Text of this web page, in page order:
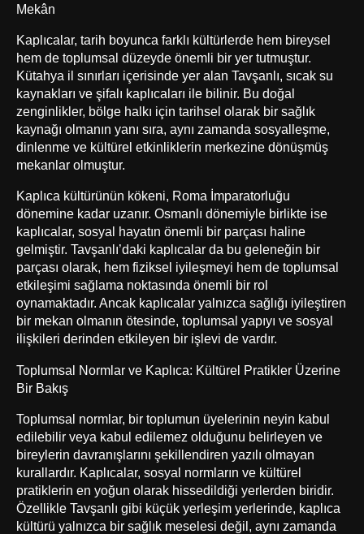
Mekân
Kaplıcalar, tarih boyunca farklı kültürlerde hem bireysel
hem de toplumsal düzeyde önemli bir yer tutmuştur.
Kütahya il sınırları içerisinde yer alan Tavşanlı, sıcak su
kaynakları ve şifalı kaplıcaları ile bilinir. Bu doğal
zenginlikler, bölge halkı için tarihsel olarak bir sağlık
kaynağı olmanın yanı sıra, aynı zamanda sosyalleşme,
dinlenme ve kültürel etkinliklerin merkezine dönüşmüş
mekanlar olmuştur.
Kaplıca kültürünün kökeni, Roma İmparatorluğu
dönemine kadar uzanır. Osmanlı dönemiyle birlikte ise
kaplıcalar, sosyal hayatın önemli bir parçası haline
gelmiştir. Tavşanlı’daki kaplıcalar da bu geleneğin bir
parçası olarak, hem fiziksel iyileşmeyi hem de toplumsal
etkileşimi sağlama noktasında önemli bir rol
oynamaktadır. Ancak kaplıcalar yalnızca sağlığı iyileştiren
bir mekan olmanın ötesinde, toplumsal yapıyı ve sosyal
ilişkileri derinden etkileyen bir işlevi de vardır.
Toplumsal Normlar ve Kaplıca: Kültürel Pratikler Üzerine
Bir Bakış
Toplumsal normlar, bir toplumun üyelerinin neyin kabul
edilebilir veya kabul edilemez olduğunu belirleyen ve
bireylerin davranışlarını şekillendiren yazılı olmayan
kurallardır. Kaplıcalar, sosyal normların ve kültürel
pratiklerin en yoğun olarak hissedildiği yerlerden biridir.
Özellikle Tavşanlı gibi küçük yerleşim yerlerinde, kaplıca
kültürü yalnızca bir sağlık meselesi değil, aynı zamanda